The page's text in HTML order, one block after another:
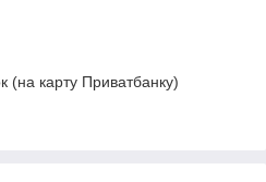
(на карту Приватбанку)